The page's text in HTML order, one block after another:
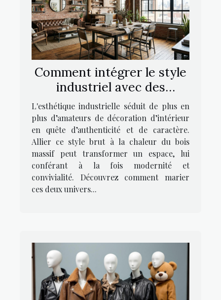
Comment intégrer le style
industriel avec des
meubles en bois massif ?
L'esthétique industrielle séduit de plus en
plus d’amateurs de décoration d’intérieur
en quête d’authenticité et de caractère.
Allier ce style brut à la chaleur du bois
massif peut transformer un espace, lui
conférant à la fois modernité et
convivialité. Découvrez comment marier
ces deux univers...